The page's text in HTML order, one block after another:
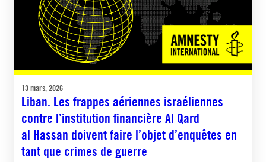
13 mars, 2026
Liban. Les frappes aériennes israéliennes
contre l’institution financière Al Qard
al Hassan doivent faire l’objet d’enquêtes en
tant que crimes de guerre